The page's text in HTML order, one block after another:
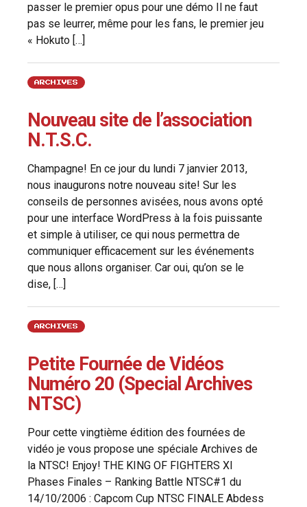
passer le premier opus pour une démo Il ne faut
pas se leurrer, même pour les fans, le premier jeu
« Hokuto […]
ARCHIVES
Nouveau site de l’association
N.T.S.C.
Champagne! En ce jour du lundi 7 janvier 2013,
nous inaugurons notre nouveau site! Sur les
conseils de personnes avisées, nous avons opté
pour une interface WordPress à la fois puissante
et simple à utiliser, ce qui nous permettra de
communiquer efficacement sur les événements
que nous allons organiser. Car oui, qu’on se le
dise, […]
ARCHIVES
Petite Fournée de Vidéos
Numéro 20 (Special Archives
NTSC)
Pour cette vingtième édition des fournées de
vidéo je vous propose une spéciale Archives de
la NTSC! Enjoy! THE KING OF FIGHTERS XI
Phases Finales – Ranking Battle NTSC#1 du
14/10/2006 : Capcom Cup NTSC FINALE Abdess